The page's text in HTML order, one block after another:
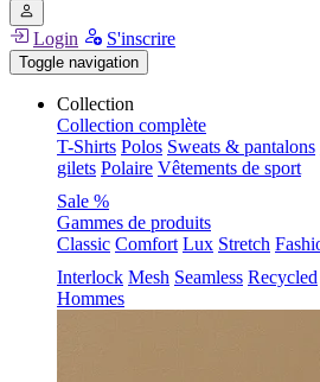
Login S'inscrire
Toggle navigation
Collection
Collection complète
T-Shirts Polos Sweats & pantalons
gilets Polaire Vêtements de sport
Sale %
Gammes de produits
Classic Comfort Lux Stretch
Interlock Mesh Seamless Recycled
Hommes